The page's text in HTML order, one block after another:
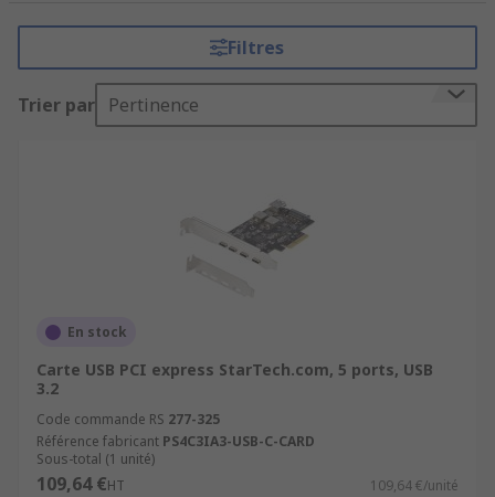
anciens qui n'ont pas les ports USB standard les
plus récents et pour les ordinateurs plus récents
qui n'en ont pas assez.
Filtres
Trier par Pertinence
En stock
Carte USB PCI express StarTech.com, 5 ports, USB
3.2
Code commande RS 277-325
Référence fabricant PS4C3IA3-USB-C-CARD
Sous-total (1 unité)
109,64 €HT 109,64 €/unité